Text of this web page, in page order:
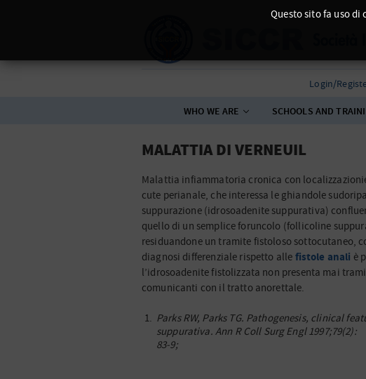
Login/
WHO WE ARE SCHOOLS AND
MALATTIA DI VERNEUIL
Malattia infiammatoria cronica con
cute perianale, che interessa le ghiandole
suppurazione (idrosoadenite suppurativa)
quello di un semplice foruncolo (follicoline
residuandone un tramite fistoloso sottocutaneo,
diagnosi differenziale rispetto alle fistole anali è
l’idrosoadenite fistolizzata non presenta mai
comunicanti con il tratto anorettale.
Parks RW, Parks TG. Pathogenesis, clinical
suppurativa. Ann R Coll Surg Engl 1997;79(2):
83-9;
Questo sito fa uso